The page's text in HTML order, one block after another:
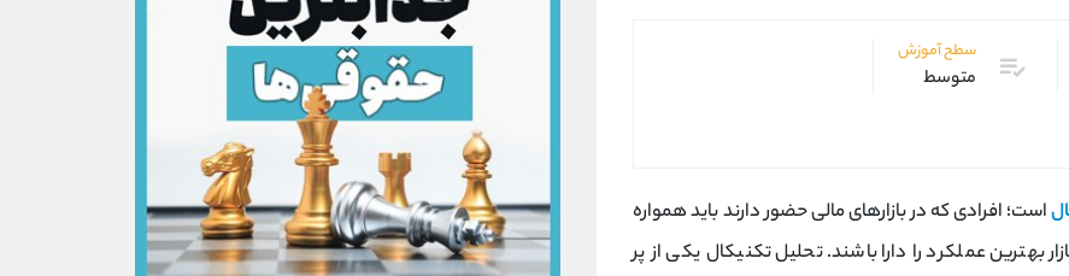
سطح آموزش
متوسط
است؛ افرادی که در بازارهای مالی حضور دارند باید همواره
بهترین عملکرد را دارا باشند. تحلیل تکنیکال یکی از پر